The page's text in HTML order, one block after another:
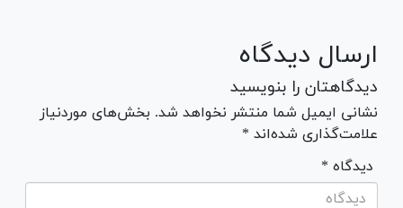
ارسال دیدگاه
دیدگاهتان را بنویسید
نشانی ایمیل شما منتشر نخواهد شد. بخش‌های موردنیاز
علامت‌گذاری شده‌اند *
* دیدگاه